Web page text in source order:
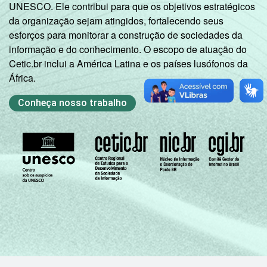
UNESCO. Ele contribui para que os objetivos estratégicos
da organização sejam atingidos, fortalecendo seus
esforços para monitorar a construção de sociedades da
informação e do conhecimento. O escopo de atuação do
Cetic.br inclui a América Latina e os países lusófonos da
África.
Conheça nosso trabalho